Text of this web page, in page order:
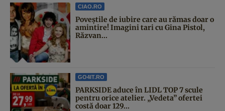
CIAO.RO
Poveştile de iubire care au rămas doar o
amintire! Imagini tari cu Gina Pistol,
Răzvan...
GO4IT.RO
PARKSIDE aduce în LIDL TOP 7 scule
pentru orice atelier. „Vedeta” ofertei
costă doar 129...